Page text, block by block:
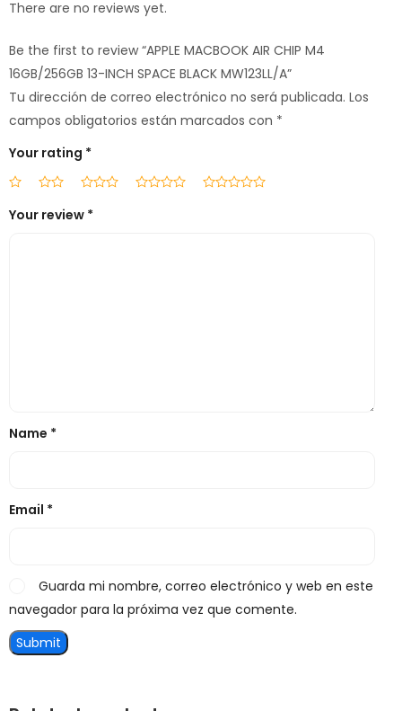
There are no reviews yet.
Be the first to review “APPLE MACBOOK AIR CHIP M4
16GB/256GB 13-INCH SPACE BLACK MW123LL/A”
Tu dirección de correo electrónico no será publicada. Los
campos obligatorios están marcados con *
Your rating *
Your review *
Name *
Email *
Guarda mi nombre, correo electrónico y web en este
navegador para la próxima vez que comente.